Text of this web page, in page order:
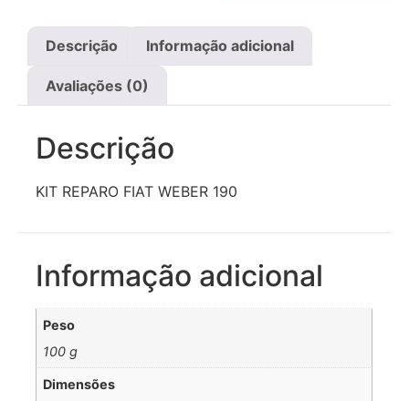
Descrição Informação adicional
Avaliações (0)
Descrição
KIT REPARO FIAT WEBER 190
Informação adicional
Peso
100 g
Dimensões